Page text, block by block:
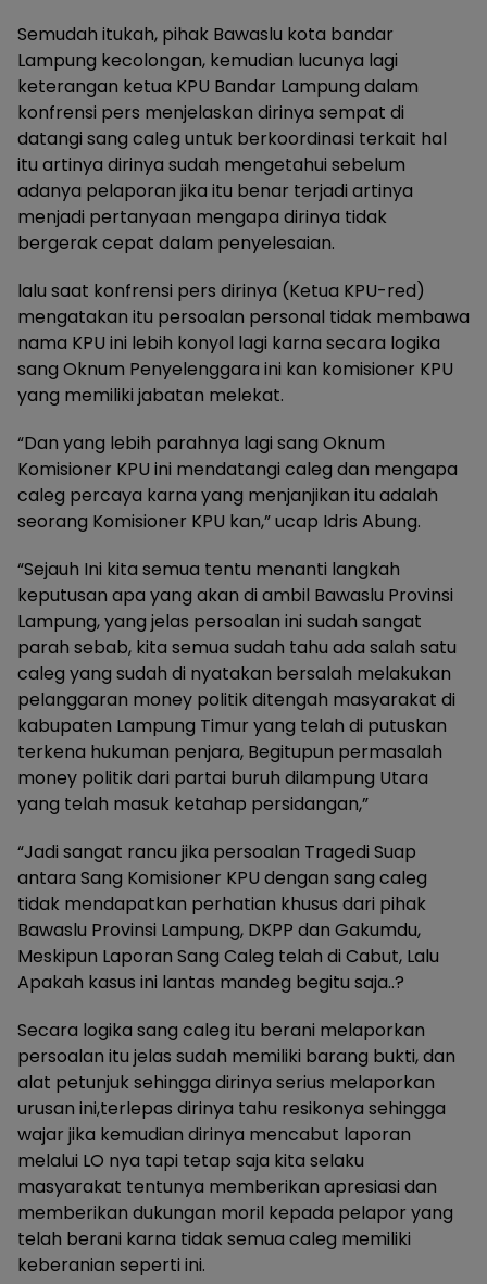
Semudah itukah, pihak Bawaslu kota bandar
Lampung kecolongan, kemudian lucunya lagi
keterangan ketua KPU Bandar Lampung dalam
konfrensi pers menjelaskan dirinya sempat di
datangi sang caleg untuk berkoordinasi terkait hal
itu artinya dirinya sudah mengetahui sebelum
adanya pelaporan jika itu benar terjadi artinya
menjadi pertanyaan mengapa dirinya tidak
bergerak cepat dalam penyelesaian.
lalu saat konfrensi pers dirinya (Ketua KPU-red)
mengatakan itu persoalan personal tidak membawa
nama KPU ini lebih konyol lagi karna secara logika
sang Oknum Penyelenggara ini kan komisioner KPU
yang memiliki jabatan melekat.
“Dan yang lebih parahnya lagi sang Oknum
Komisioner KPU ini mendatangi caleg dan mengapa
caleg percaya karna yang menjanjikan itu adalah
seorang Komisioner KPU kan,” ucap Idris Abung.
“Sejauh Ini kita semua tentu menanti langkah
keputusan apa yang akan di ambil Bawaslu Provinsi
Lampung, yang jelas persoalan ini sudah sangat
parah sebab, kita semua sudah tahu ada salah satu
caleg yang sudah di nyatakan bersalah melakukan
pelanggaran money politik ditengah masyarakat di
kabupaten Lampung Timur yang telah di putuskan
terkena hukuman penjara, Begitupun permasalah
money politik dari partai buruh dilampung Utara
yang telah masuk ketahap persidangan,”
“Jadi sangat rancu jika persoalan Tragedi Suap
antara Sang Komisioner KPU dengan sang caleg
tidak mendapatkan perhatian khusus dari pihak
Bawaslu Provinsi Lampung, DKPP dan Gakumdu,
Meskipun Laporan Sang Caleg telah di Cabut, Lalu
Apakah kasus ini lantas mandeg begitu saja..?
Secara logika sang caleg itu berani melaporkan
persoalan itu jelas sudah memiliki barang bukti, dan
alat petunjuk sehingga dirinya serius melaporkan
urusan ini,terlepas dirinya tahu resikonya sehingga
wajar jika kemudian dirinya mencabut laporan
melalui LO nya tapi tetap saja kita selaku
masyarakat tentunya memberikan apresiasi dan
memberikan dukungan moril kepada pelapor yang
telah berani karna tidak semua caleg memiliki
keberanian seperti ini.